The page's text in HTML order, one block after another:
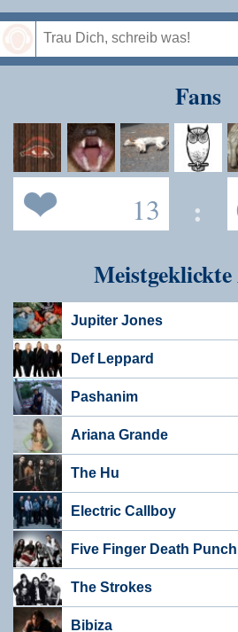
Fans
13 :
Jupiter Jones
Def Leppard
Pashanim
Ariana Grande
The Hu
Electric Callboy
Five Finger Death Punch
The Strokes
Bibiza